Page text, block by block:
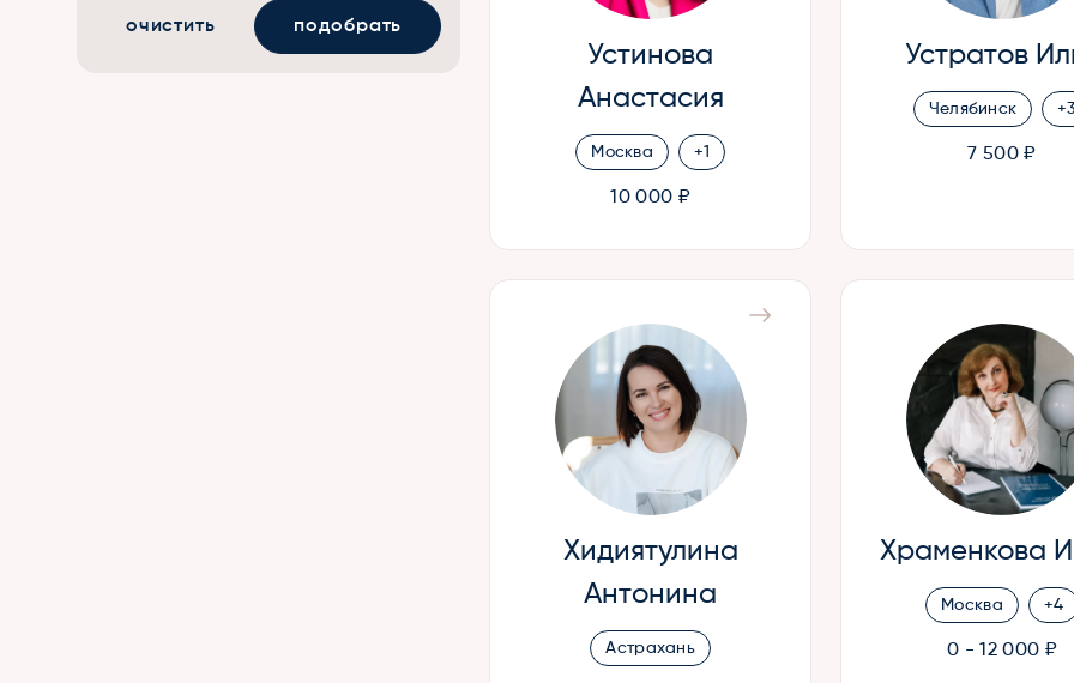
очистить подобрать
Устинова
Анастасия
Москва +1
10 000 ₽
Устратов
Челябинск
7 500 ₽
Хидиятулина
Антонина
Астрахань
Храменкова
Москва +4
0 - 12 000 ₽